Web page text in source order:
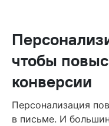
чтобы
конверсии
Персонализация
в письме. И